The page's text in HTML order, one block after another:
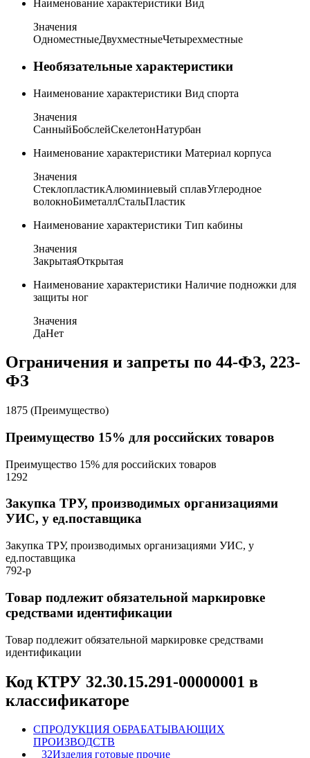
Наименование характеристики Вид
Значения
ОдноместныеДвухместныеЧетырехместные
Необязательные характеристики
Наименование характеристики Вид спорта
Значения
СанныйБобслейСкелетонНатурбан
Наименование характеристики Материал корпуса
Значения
СтеклопластикАлюминиевый сплавУглеродное
волокноБиметаллСтальПластик
Наименование характеристики Тип кабины
Значения
ЗакрытаяОткрытая
Наименование характеристики Наличие подножки для
защиты ног
Значения
ДаНет
Ограничения и запреты по 44-ФЗ, 223-
ФЗ
1875 (Преимущество)
Преимущество 15% для российских товаров
Преимущество 15% для российских товаров
1292
Закупка ТРУ, производимых организациями
УИС, у ед.поставщика
Закупка ТРУ, производимых организациями УИС, у
ед.поставщика
792-р
Товар подлежит обязательной маркировке
средствами идентификации
Товар подлежит обязательной маркировке средствами
идентификации
Код КТРУ 32.30.15.291-00000001 в
классификаторе
CПРОДУКЦИЯ ОБРАБАТЫВАЮЩИХ
ПРОИЗВОДСТВ
32Изделия готовые прочие